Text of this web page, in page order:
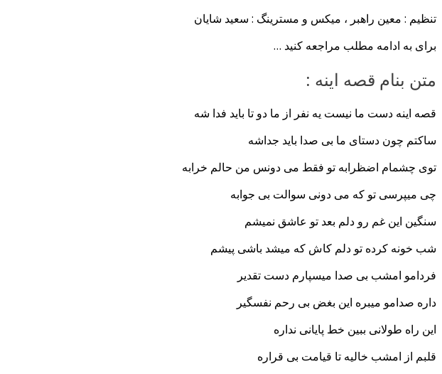
تنظیم : معین راهبر ، میکس و مسترینگ : سعید شایان
برای به ادامه مطلب مراجعه کنید …
متن بنام قصه اینه :
قصه اینه دست ما نیست یه نفر از ما دو تا باید فدا شه
ساکتم چون دستای ما بی صدا باید جداشه
توی چشمام اضظرابه تو فقط می دونس من حالم خرابه
چی میپرسی تو که می دونی سوالت بی جوابه
سنگین این غم رو دلم بعد تو عاشق نمیشم
شب خونه کرده تو دلم کاش که میشد باشی پیشم
فردامو امشب بی صدا میسپارم دست تقدیر
داره صدامو میبره این بغض بی رحم نفسگیر
این راه طولانی ببین خط پایانی نداره
قلبم از امشب خالیه تا قیامت بی قراره